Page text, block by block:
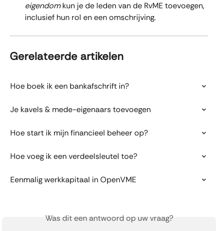
eigendom kun je de leden van de RvME toevoegen,
inclusief hun rol en een omschrijving.
Gerelateerde artikelen
Hoe boek ik een bankafschrift in?
Je kavels & mede-eigenaars toevoegen
Hoe start ik mijn financieel beheer op?
Hoe voeg ik een verdeelsleutel toe?
Eenmalig werkkapitaal in OpenVME
Was dit een antwoord op uw vraag?